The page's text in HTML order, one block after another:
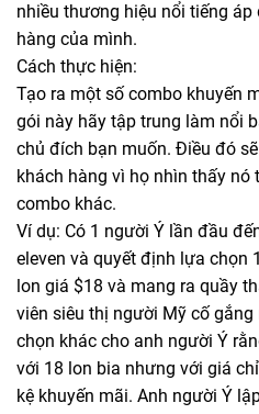
nhiều thương hiệu nổi tiếng
hàng của mình.
Cách thực hiện:
Tạo ra một số combo khuyến
gói này hãy tập trung làm nổi
chủ đích bạn muốn. Điều đó
khách hàng vì họ nhìn thấy
combo khác.
Ví dụ: Có 1 người Ý lần đầu
eleven và quyết định lựa chọn
lon giá $18 và mang ra quầy
viên siêu thị người Mỹ cố
chọn khác cho anh người Ý
với 18 lon bia nhưng với giá
kệ khuyến mãi. Anh người Ý